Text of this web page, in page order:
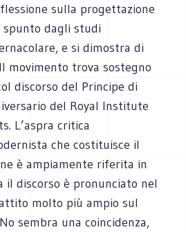
sulla progettazione
dagli studi
e si dimostra di
movimento trova sostegno
discorso del Principe di
del Royal Institute
L’aspra critica
che costituisce il
è ampiamente riferita in
il discorso è pronunciato nel
molto più ampio sul
sembra una coincidenza,